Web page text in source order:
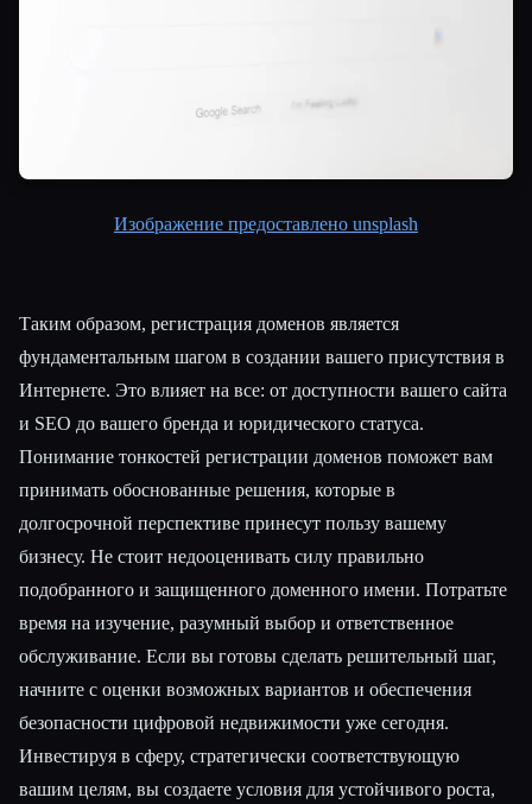
Изображение предоставлено unsplash
Таким образом, регистрация доменов является
фундаментальным шагом в создании вашего присутствия в
Интернете. Это влияет на все: от доступности вашего сайта
и SEO до вашего бренда и юридического статуса.
Понимание тонкостей регистрации доменов поможет вам
принимать обоснованные решения, которые в
долгосрочной перспективе принесут пользу вашему
бизнесу. Не стоит недооценивать силу правильно
подобранного и защищенного доменного имени. Потратьте
время на изучение, разумный выбор и ответственное
обслуживание. Если вы готовы сделать решительный шаг,
начните с оценки возможных вариантов и обеспечения
безопасности цифровой недвижимости уже сегодня.
Инвестируя в сферу, стратегически соответствующую
вашим целям, вы создаете условия для устойчивого роста,